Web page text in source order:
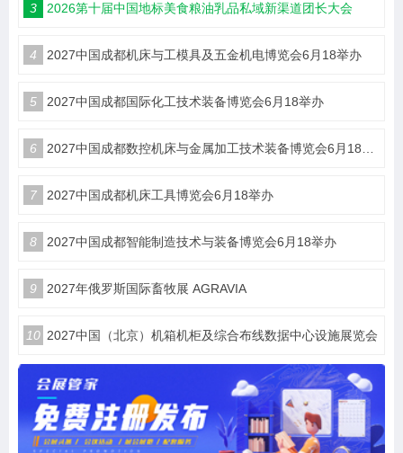
3 2026第十届中国地标美食粮油乳品私域新渠道团长大会
4 2027中国成都机床与工模具及五金机电博览会6月18举办
5 2027中国成都国际化工技术装备博览会6月18举办
6 2027中国成都数控机床与金属加工技术装备博览会6月18举办
7 2027中国成都机床工具博览会6月18举办
8 2027中国成都智能制造技术与装备博览会6月18举办
9 2027年俄罗斯国际畜牧展 AGRAVIA
10 2027中国（北京）机箱机柜及综合布线数据中心设施展览会